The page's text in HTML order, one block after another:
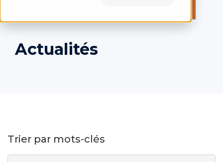
Actualités
Trier par mots-clés